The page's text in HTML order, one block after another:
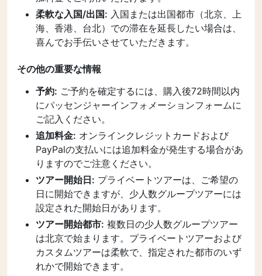
柔軟な入国/出国: 入国または出国都市（北京、上
海、香港、台北）での滞在を延長したい場合は、
喜んでお手伝いさせていただきます。
その他の重要な情報
予約: ご予約を確定するには、購入後72時間以内
にパッセンジャーインフォメーションフォームに
ご記入ください。
追加料金: オンラインクレジットカードおよび
PayPalの支払いには追加料金が発生する場合があ
りますのでご注意ください。
ツアー開始日: プライベートツアーは、ご希望の
日に開始できますが、少人数グループツアーには
設定された開始日があります。
ツアー開始都市: 複数日の少人数グループツアー
は北京で始まります。プライベートツアーおよび
カスタムツアーは柔軟で、指定された都市のいず
れかで開始できます。